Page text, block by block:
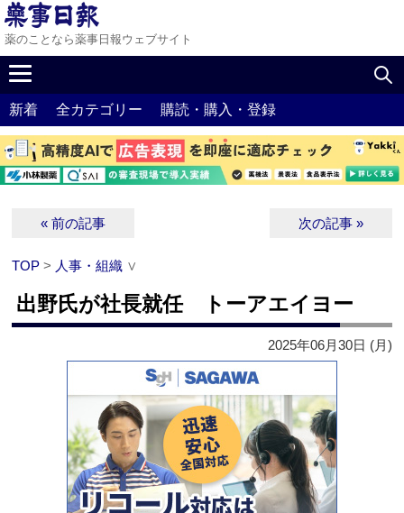
薬のことなら薬事日報ウェブサイト
新着 全カテゴリー 購読・購入・登録
« 前の記事 次の記事 »
TOP > 人事・組織 ∨
出野氏が社長就任 トーアエイヨー
2025年06月30日 (月)